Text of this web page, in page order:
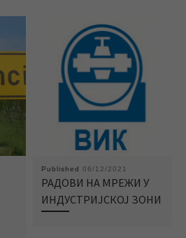
Published 06/12/2021
РАДОВИ НА МРЕЖИ У
ИНДУСТРИЈСКОЈ ЗОНИ